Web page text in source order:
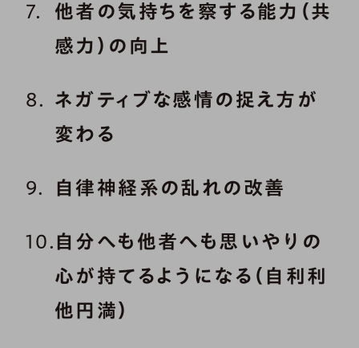
他者の気持ちを察する能力（共
感力）の向上
ネガティブな感情の捉え方が
変わる
自律神経系の乱れの改善
自分へも他者へも思いやりの
心が持てるようになる（自利利
他円満）